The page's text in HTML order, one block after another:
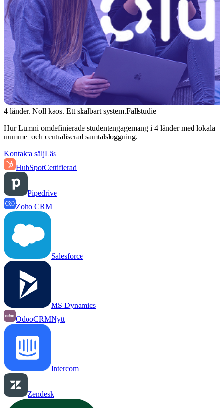
4 länder. Noll kaos. Ett skalbart system.Fallstudie
Hur Lumni omdefinierade studentengagemang i 4 länder med lokala
nummer och centraliserad samtalsloggning.
Kontakta säljLäs
HubSpotCertifierad
Pipedrive
Zoho CRM
Salesforce
MS Dynamics
OdooCRMNytt
Intercom
Zendesk